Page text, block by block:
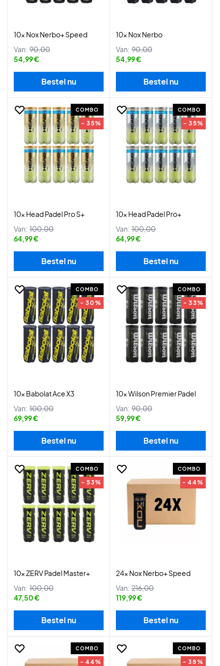
10x Nox Nerbo+ Speed
Van: 90,00
54,99 €
Bestel nu
10x Nox Nerbo
Van: 90,00
54,99 €
Bestel nu
COMBO
- 35%
10x Head Padel Pro S+
Van: 100,00
64,99 €
Bestel nu
COMBO
- 35%
10x Head Padel Pro+
Van: 100,00
64,99 €
Bestel nu
COMBO
- 30%
10x Babolat Ace X3
Van: 100,00
69,99 €
Bestel nu
COMBO
- 33%
10x Wilson Premier Padel
Van: 90,00
59,99 €
Bestel nu
COMBO
- 53%
10x ZERV Padel Master+
Van: 100,00
47,50 €
Bestel nu
COMBO
- 44%
24x Nox Nerbo+ Speed
Van: 216,00
119,99 €
Bestel nu
COMBO
- 44%
COMBO
- 38%